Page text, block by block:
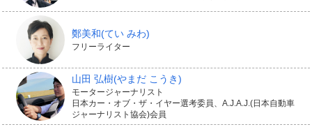
鄭美和(てい みわ)
フリーライター
山田 弘樹(やまだ こうき)
モータージャーナリスト
日本カー・オブ・ザ・イヤー選考委員、A.J.A.J.(日本自動車
ジャーナリスト協会)会員